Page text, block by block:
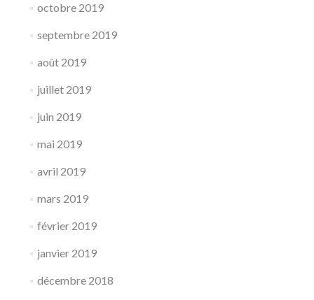
octobre 2019
septembre 2019
août 2019
juillet 2019
juin 2019
mai 2019
avril 2019
mars 2019
février 2019
janvier 2019
décembre 2018